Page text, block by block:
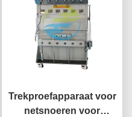
Trekproefapparaat voor
netsnoeren voor